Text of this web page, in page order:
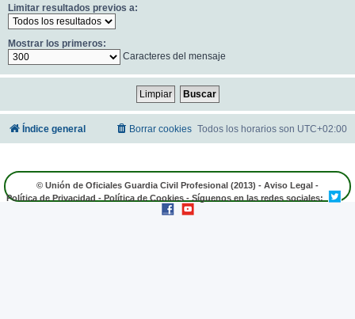
Limitar resultados previos a:
Mostrar los primeros:
Caracteres del mensaje
Índice general Todos los horarios son UTC+02:00
Borrar cookies
© Unión de Oficiales Guardia Civil Profesional (2013) - Aviso Legal -
Política de Privacidad - Política de Cookies - Síguenos en las redes sociales: